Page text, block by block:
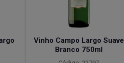
Vinho Campo Largo Suave
Branco 750ml